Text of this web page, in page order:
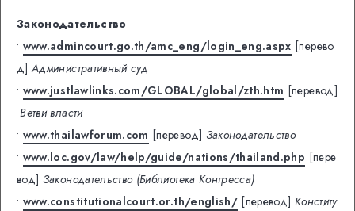
Законодательство
• www.admincourt.go.th/amc_eng/login_eng.aspx [перево
д] Административный суд
• www.justlawlinks.com/GLOBAL/global/zth.htm [перевод]
Ветви власти
• www.thailawforum.com [перевод] Законодательство
• www.loc.gov/law/help/guide/nations/thailand.php [пере
вод] Законодательство (Библиотека Конгресса)
• www.constitutionalcourt.or.th/english/ [перевод] Конститу